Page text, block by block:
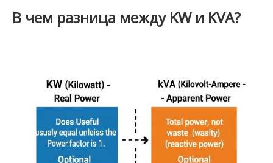
В чем разница между KW и KVA?